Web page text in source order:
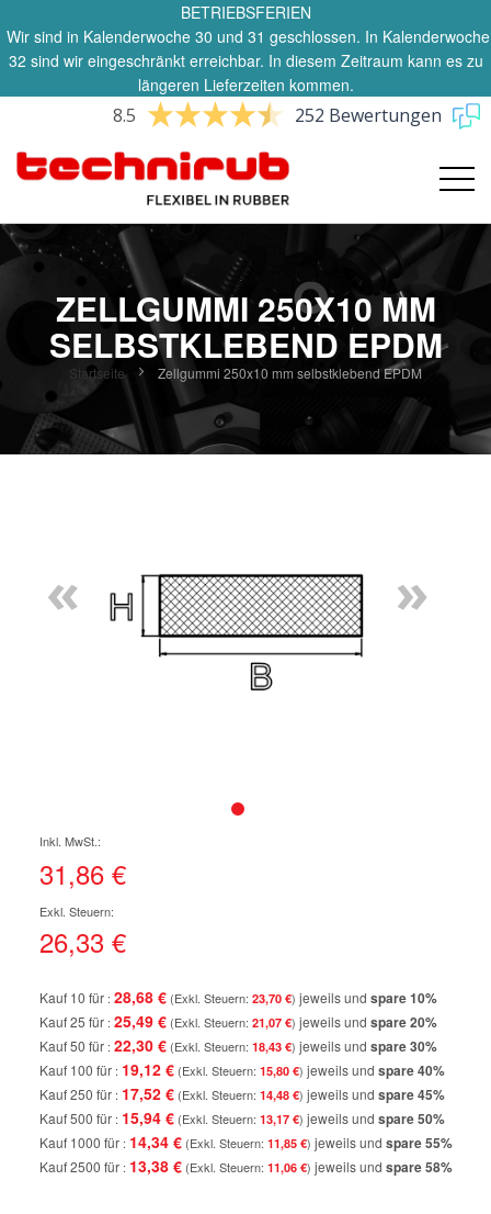
BETRIEBSFERIEN
Wir sind in Kalenderwoche 30 und 31 geschlossen. In Kalenderwoche
32 sind wir eingeschränkt erreichbar. In diesem Zeitraum kann es zu
längeren Lieferzeiten kommen.
8.5 252 Bewertungen
ZELLGUMMI 250X10 MM
SELBSTKLEBEND EPDM
Startseite Zellgummi 250x10 mm selbstklebend EPDM
« »
der
Bildgalerie
31,86 €
26,33 €
Kauf 10 für 28,68 € 23,70 € jeweils und spare10%
Kauf 25 für 25,49 € 21,07 € jeweils und spare20%
Kauf 50 für 22,30 € 18,43 € jeweils und spare30%
Kauf 100 für 19,12 € 15,80 € jeweils und spare40%
Kauf 250 für 17,52 € 14,48 € jeweils und spare45%
Kauf 500 für 15,94 € 13,17 € jeweils und spare50%
Kauf 1000 für 14,34 € 11,85 € jeweils und spare55%
Kauf 2500 für 13,38 € 11,06 € jeweils und spare58%